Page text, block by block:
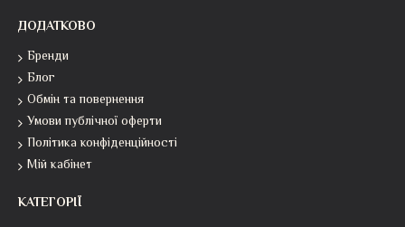
ДОДАТКОВО
Бренди
Блог
Обмін та повернення
Умови публічної оферти
Політика конфіденційності
Мій кабінет
КАТЕГОРІЇ